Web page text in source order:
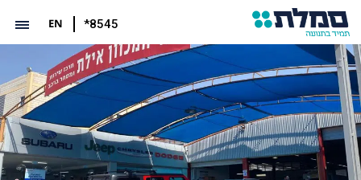
*8545
EN